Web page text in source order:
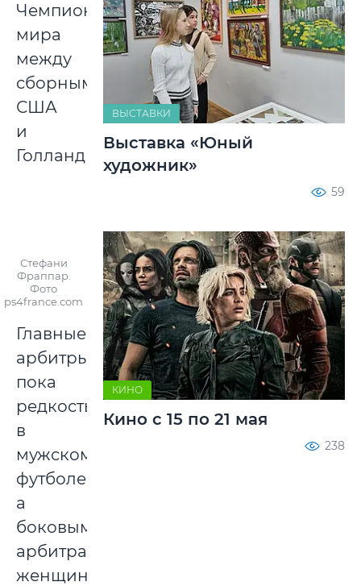
Чемпионата
мира
между
сборными
США
и
Голландии.
Стефани
Фраппар.
Фото
ps4france.com
Главные
арбитры
пока
редкость
в
мужском
футболе,
а
боковыми
арбитрами
женщины
ВЫСТАВКИ
Выставка «Юный
художник»
59
КИНО
Кино с 15 по 21 мая
238